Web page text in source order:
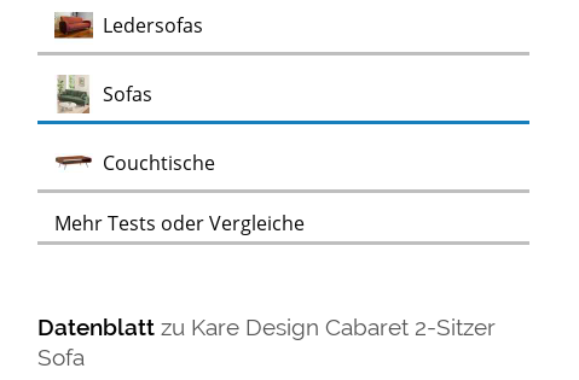
Ledersofas
Sofas
CouchtischeTest
Mehr Tests oder Vergleiche
Datenblattzu Kare Design Cabaret 2-Sitzer
Sofa